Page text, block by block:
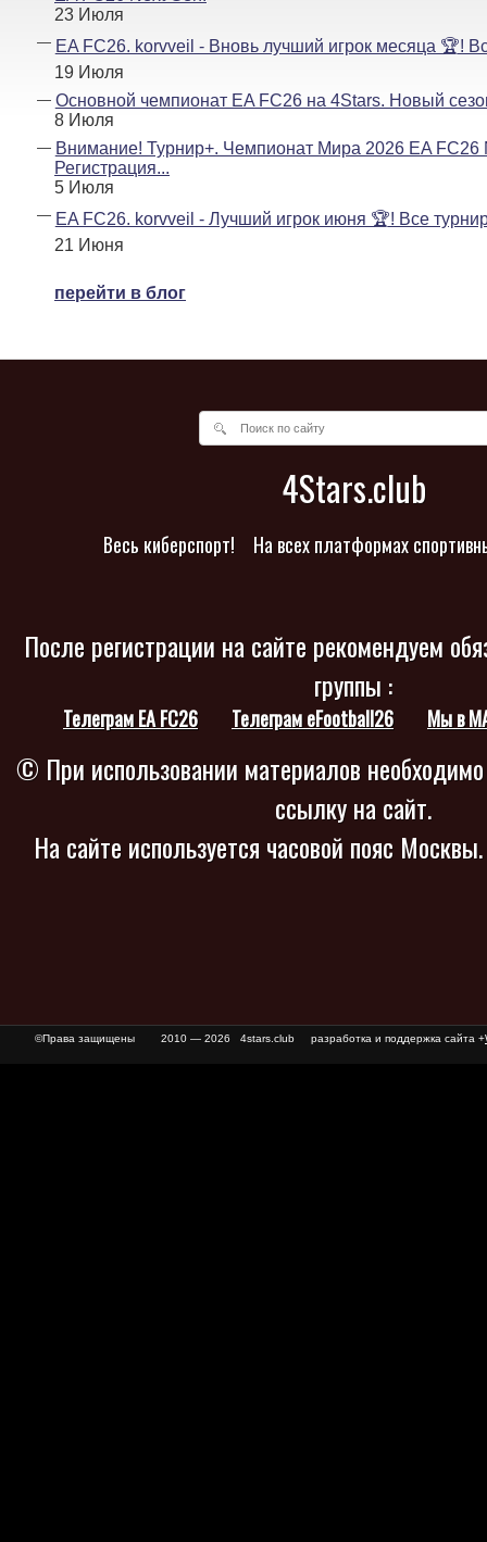
23 Июля
EA FC26. korvveil - Вновь лучший игрок месяца 🏆!
19 Июля
Основной чемпионат EA FC26 на 4Stars. Новый
8 Июля
Внимание! Турнир+. Чемпионат Мира 2026 EA FC26
Регистрация...
5 Июля
EA FC26. korvveil - Лучший игрок июня 🏆! Все
21 Июня
перейти в блог
4Stars.club
Весь киберспорт! На всех платформах
После регистрации на сайте рекомендуем
группы :
Телеграм EA FC26 Телеграм eFootball26 Мы в
© При использовании материалов
ссылку на сайт.
На сайте используется часовой пояс
©Права защищены 2010 — 2026 4stars.club разработка и поддержка сайта +